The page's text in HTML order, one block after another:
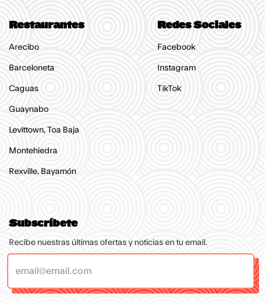
Restaurantes
Arecibo
Barceloneta
Caguas
Guaynabo
Levittown, Toa Baja
Montehiedra
Rexville, Bayamón
Redes Sociales
Facebook
Instagram
TikTok
Subscríbete
Recibe nuestras últimas ofertas y noticias en tu email.